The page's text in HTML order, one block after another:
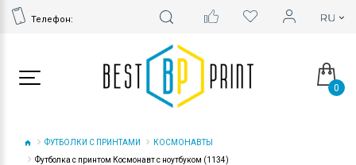
Телефон:
0
ФУТБОЛКИ С ПРИНТАМИ
КОСМОНАВТЫ
Футболка с принтом Космонавт с ноутбуком (1134)